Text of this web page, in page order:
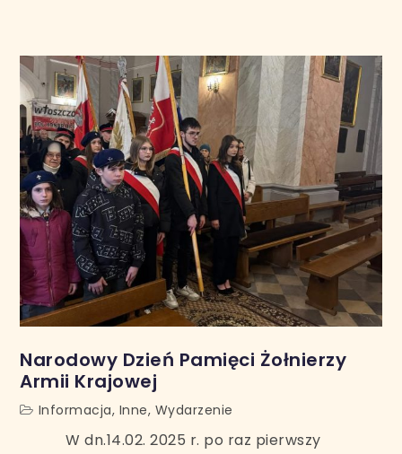
Narodowy Dzień Pamięci Żołnierzy
Armii Krajowej
Informacja, Inne, Wydarzenie
W dn.14.02. 2025 r. po raz pierwszy